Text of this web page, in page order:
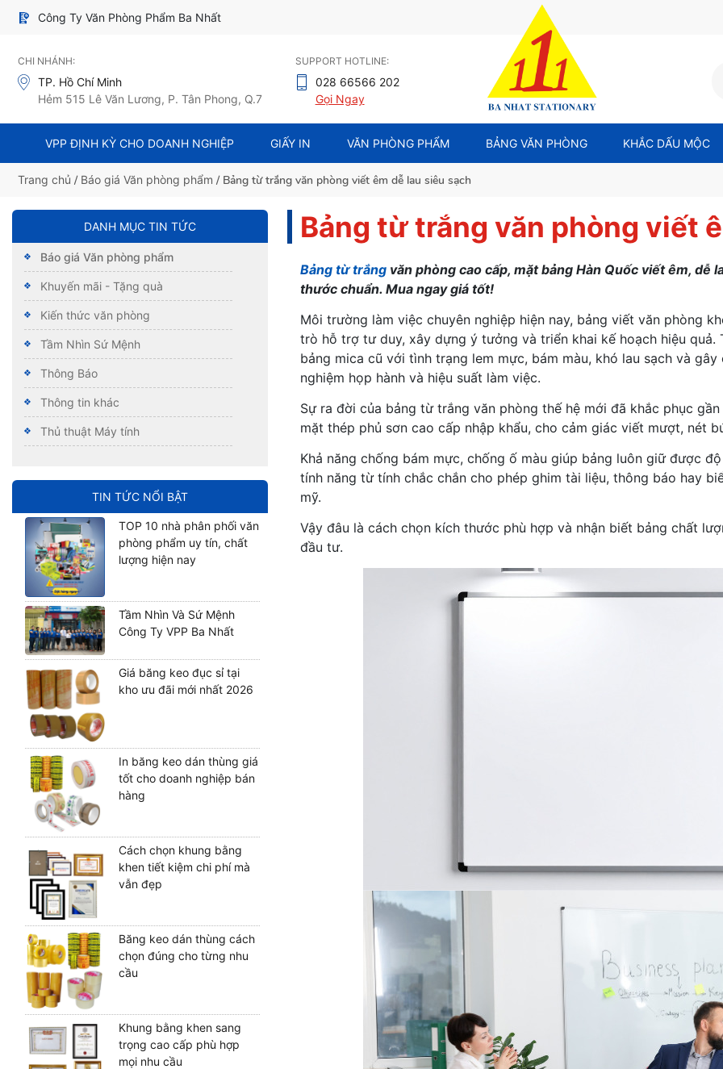
Công Ty Văn Phòng Phẩm Ba Nhất
CHI NHÁNH:
TP. Hồ Chí Minh
Hẻm 515 Lê Văn Lương, P. Tân Phong, Q.7
SUPPORT HOTLINE:
028 66566 202
Gọi Ngay
VPP ĐỊNH KỲ CHO DOANH NGHIỆP GIẤY IN VĂN PHÒNG PHẨM BẢNG VĂN PHÒNG KHẮC DẤU MỘC
Trang chủ / Báo giá Văn phòng phẩm / Bảng từ trắng văn phòng viết êm dễ lau siêu sạch
DANH MỤC TIN TỨC
Báo giá Văn phòng phẩm
Khuyến mãi - Tặng quà
Kiến thức văn phòng
Tầm Nhìn Sứ Mệnh
Thông Báo
Thông tin khác
Thủ thuật Máy tính
TIN TỨC NỔI BẬT
TOP 10 nhà phân phối văn
phòng phẩm uy tín, chất
lượng hiện nay
Tầm Nhìn Và Sứ Mệnh
Công Ty VPP Ba Nhất
Giá băng keo đục sỉ tại
kho ưu đãi mới nhất 2026
In băng keo dán thùng giá
tốt cho doanh nghiệp bán
hàng
Cách chọn khung bằng
khen tiết kiệm chi phí mà
vẫn đẹp
Băng keo dán thùng cách
chọn đúng cho từng nhu
cầu
Khung bằng khen sang
trọng cao cấp phù hợp
mọi nhu cầu
Bảng từ trắng văn phòng viết
Bảng từ trắngvăn phòng cao cấp, mặt bảng Hàn Quốc viết êm, dễ
thước chuẩn. Mua ngay giá tốt!
Môi trường làm việc chuyên nghiệp hiện nay, bảng viết văn phòng
trò hỗ trợ tư duy, xây dựng ý tưởng và triển khai kế hoạch hiệu quả.
bảng mica cũ với tình trạng lem mực, bám màu, khó lau sạch và
nghiệm họp hành và hiệu suất làm việc.
Sự ra đời của bảng từ trắng văn phòng thế hệ mới đã khắc phục
mặt thép phủ sơn cao cấp nhập khẩu, cho cảm giác viết mượt, nét
Khả năng chống bám mực, chống ố màu giúp bảng luôn giữ được
tính năng từ tính chắc chắn cho phép ghim tài liệu, thông báo hay
mỹ.
Vậy đâu là cách chọn kích thước phù hợp và nhận biết bảng chất
đầu tư.